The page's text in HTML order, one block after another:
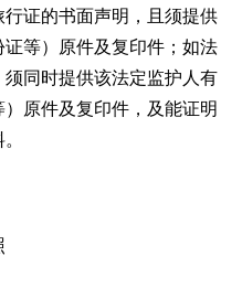
证的书面声明，且须提供
等）原件及复印件；如法
同时提供该法定监护人有
原件及复印件，及能证明